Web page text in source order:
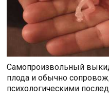
Самопроизвольный
плода и обычно
психологическими